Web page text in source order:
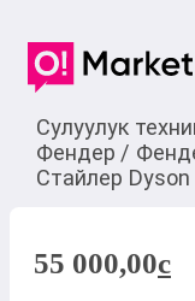
Сулуулук
Фендер /
Стайлер
55 000,00c